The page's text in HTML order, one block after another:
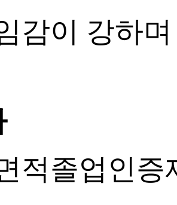
감이 강하
적졸업인증